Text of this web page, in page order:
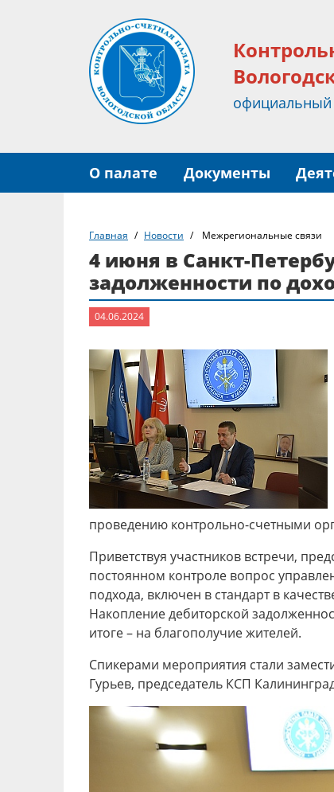
официальный
О палате Документы
Главная Новости Межрегиональные связи
4 июня в Санкт-
задолженности по
04.06.2024
проведению контрольно-счетными
Приветствуя участников встречи,
постоянном контроле вопрос
подхода, включен в стандарт в
Накопление дебиторской
итоге – на благополучие жителей.
Спикерами мероприятия стали
Гурьев, председатель КСП